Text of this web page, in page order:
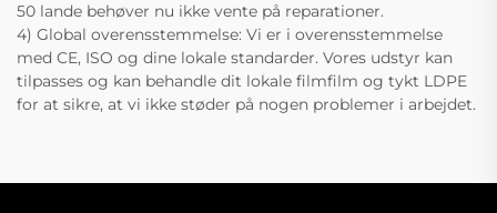
50 lande behøver nu ikke vente på reparationer.
4) Global overensstemmelse: Vi er i overensstemmelse
med CE, ISO og dine lokale standarder. Vores udstyr kan
tilpasses og kan behandle dit lokale filmfilm og tykt LDPE
for at sikre, at vi ikke støder på nogen problemer i arbejdet.